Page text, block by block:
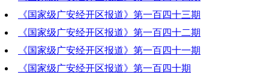
2021-12-16 19:23:41
《国家级广安经开区报道》第一百四十三期
2021-12-09 19:51:02
《国家级广安经开区报道》第一百四十二期
2021-12-02 19:38:56
《国家级广安经开区报道》第一百四十一期
2021-11-25 19:20:45
《国家级广安经开区报道》第一百四十期